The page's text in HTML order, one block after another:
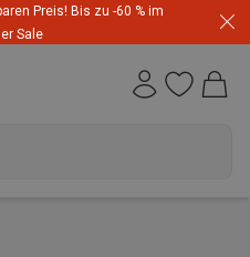
Preis! Bis zu -60 % im
Sale